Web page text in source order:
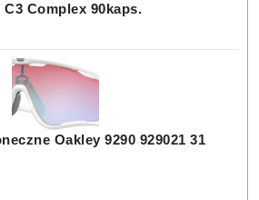
Complex 90kaps.
Oakley 9290 929021 31